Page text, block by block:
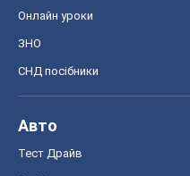
Онлайн уроки
ЗНО
СНД посібники
Авто
Тест Драйв